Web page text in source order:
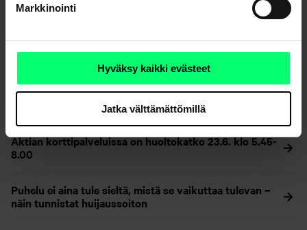
Markkinointi
Hyväksy kaikki evästeet
Jatka välttämättömillä
rajoitetaan
Aktia Toimitilakiinteistöt -erikoissijoitusrahastossa
lunastuksia rajoitetaan ja uusien lunastusten
ilmoitusaika pitenee
Aktian korttipalveluissa on huoltokatko 23.6. klo 5.45-
8.00
Puhelu ei aina tule sieltä, mistä se vaikuttaa tulevan –
näin tunnistat huijaussoiton